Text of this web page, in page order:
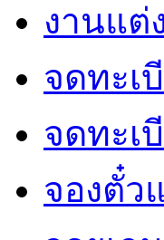
งานแต่
จดทะเ
จดทะเ
จองตั๋ว